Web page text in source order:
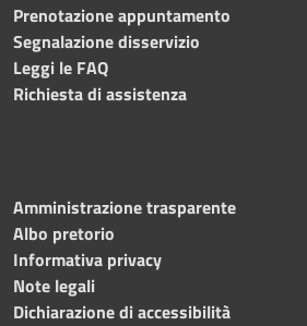
Prenotazione appuntamento
Segnalazione disservizio
Leggi le FAQ
Richiesta di assistenza
Amministrazione trasparente
Albo pretorio
Informativa privacy
Note legali
Dichiarazione di accessibilità